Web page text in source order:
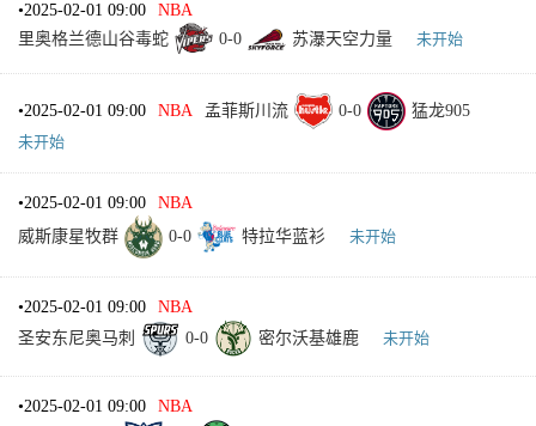
•2025-02-01 09:00
NBA
里奥格兰德山谷毒蛇
0-0 苏瀑天空力量 未开始
•2025-02-01 09:00 NBA 孟菲斯川流 0-0
猛龙905
未开始
•2025-02-01 09:00
NBA
威斯康星牧群
0-0 特拉华蓝衫 未开始
•2025-02-01 09:00
NBA
圣安东尼奥马刺
0-0 密尔沃基雄鹿 未开始
•2025-02-01 09:00
NBA